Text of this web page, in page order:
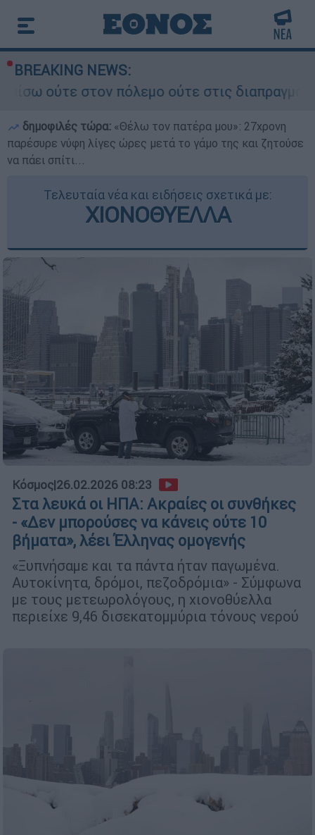
BREAKING NEWS:
πόλεμο ούτε στις διαπραγματεύσεις» - Οι
δημοφιλές τώρα: «Θέλω τον πατέρα μου»: 27χρονη
παρέσυρε νύφη λίγες ώρες μετά το γάμο της και ζητούσε
να πάει σπίτι...
Τελευταία νέα και ειδήσεις σχετικά με:
ΧΙΟΝΟΘΥΕΛΛΑ
Κόσμος|26.02.2026 08:23
Στα λευκά οι ΗΠΑ: Ακραίες οι συνθήκες
- «Δεν μπορούσες να κάνεις ούτε 10
βήματα», λέει Έλληνας ομογενής
«Ξυπνήσαμε και τα πάντα ήταν παγωμένα.
Αυτοκίνητα, δρόμοι, πεζοδρόμια» - Σύμφωνα
με τους μετεωρολόγους, η χιονοθύελλα
περιείχε 9,46 δισεκατομμύρια τόνους νερού